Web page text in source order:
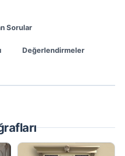
Sorular
Değerlendirmeler